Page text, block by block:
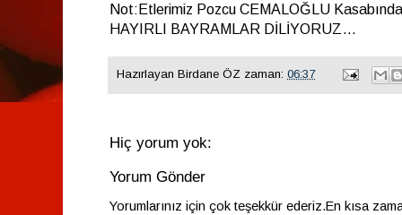
Not:Etlerimiz Pozcu CEMALOĞLU
HAYIRLI BAYRAMLAR DİLİYORUZ…
Hazırlayan Birdane ÖZ zaman: 06:37
Hiç yorum yok:
Yorum Gönder
Yorumlarınız için çok teşekkür ederiz.En kısa